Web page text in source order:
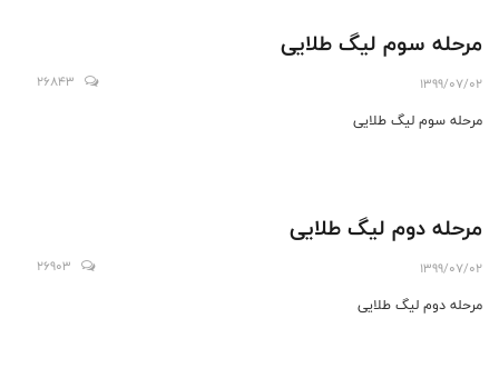
مرحله سوم لیگ طلایی
1399/07/02
26843
مرحله سوم لیگ طلایی
مرحله دوم لیگ طلایی
1399/07/02
26903
مرحله دوم لیگ طلایی